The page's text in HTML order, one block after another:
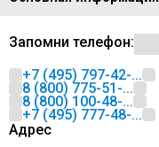
Запомни телефон:
+7 (495) 797-42-...
8 (800) 775-51-...
8 (800) 100-48-...
+7 (495) 777-48-...
Адрес